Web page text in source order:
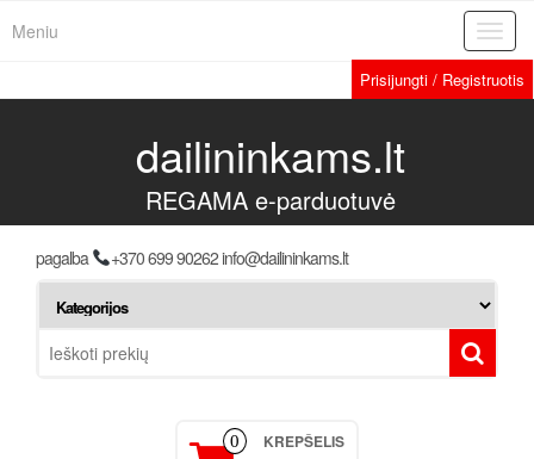
Meniu
Prisijungti / Registruotis
dailininkams.lt
REGAMA e-parduotuvė
pagalba +370 699 90262 info@dailininkams.lt
0 KREPŠELIS